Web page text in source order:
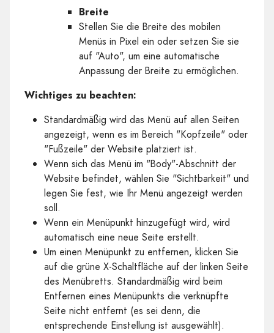
Breite
Stellen Sie die Breite des mobilen
Menüs in Pixel ein oder setzen Sie sie
auf "Auto", um eine automatische
Anpassung der Breite zu ermöglichen.
Wichtiges zu beachten:
Standardmäßig wird das Menü auf allen Seiten
angezeigt, wenn es im Bereich "Kopfzeile" oder
"Fußzeile" der Website platziert ist.
Wenn sich das Menü im "Body"-Abschnitt der
Website befindet, wählen Sie "Sichtbarkeit" und
legen Sie fest, wie Ihr Menü angezeigt werden
soll.
Wenn ein Menüpunkt hinzugefügt wird, wird
automatisch eine neue Seite erstellt.
Um einen Menüpunkt zu entfernen, klicken Sie
auf die grüne X-Schaltfläche auf der linken Seite
des Menübretts. Standardmäßig wird beim
Entfernen eines Menüpunkts die verknüpfte
Seite nicht entfernt (es sei denn, die
entsprechende Einstellung ist ausgewählt).